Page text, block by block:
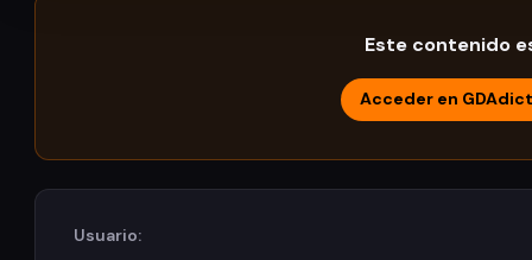
Este contenido
Acceder en
Usuario: